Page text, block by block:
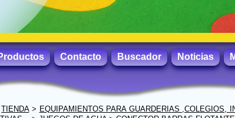
Contacto Buscador Noticias
TIENDA> EQUIPAMIENTOS PARA GUARDERIAS ,COLEGIOS,